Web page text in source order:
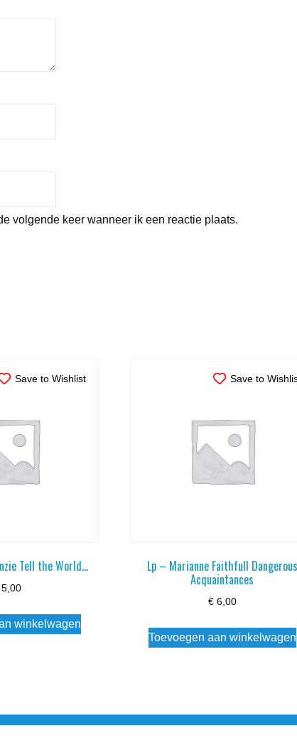
volgende keer wanneer ik een reactie plaats.
Save to Wishlist
Tell the World…
5,00
winkelwagen
Save to
Lp – Marianne Faithfull Dangerous
Acquaintances
€6,00
Toevoegen aan winkelwagen